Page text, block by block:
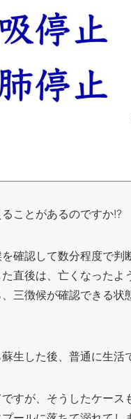
ることがあるのですか!?
を確認して数分程度で
直後は、亡くなった
三徴候が確認できる
蘇生した後、普通に生活
すが、そうしたケース